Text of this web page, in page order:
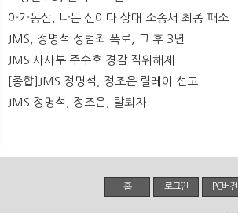
아가동산, 나는 신이다 상대 소송서 최종 패소
JMS, 정명석 성범죄 폭로, 그 후 3년
JMS 사사부 주수호 경감 직위해제
[종합]JMS 정명석, 정조은 릴레이 선고
JMS 정명석, 정조은, 탈퇴자
홈 로그인 PC버전